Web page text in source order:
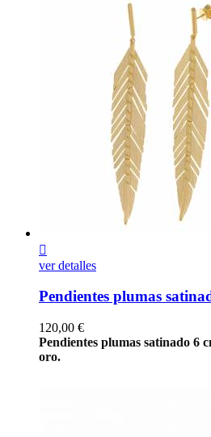

ver detalles
Pendientes plumas
Precio
120,00 €
Pendientes plumas satinado 6
oro.